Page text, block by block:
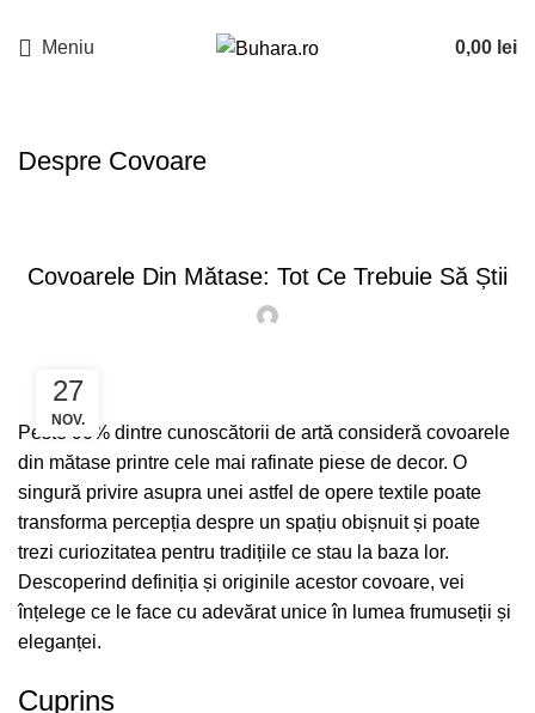
Meniu 0,00 lei
Despre Covoare
Covoarele Din Mătase: Tot Ce Trebuie Să Știi
27
NOV.
Peste 90% dintre cunoscătorii de artă consideră covoarele
din mătase printre cele mai rafinate piese de decor. O
singură privire asupra unei astfel de opere textile poate
transforma percepția despre un spațiu obișnuit și poate
trezi curiozitatea pentru tradițiile ce stau la baza lor.
Descoperind definiția și originile acestor covoare, vei
înțelege ce le face cu adevărat unice în lumea frumuseții și
eleganței.
Cuprins